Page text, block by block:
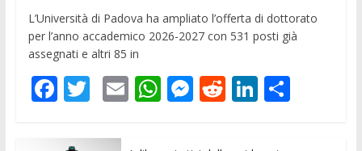
L’Università di Padova ha ampliato l’offerta di dottorato
per l’anno accademico 2026-2027 con 531 posti già
assegnati e altri 85 in
F
e
T
itt
E
ai
W M
ss
R Li C